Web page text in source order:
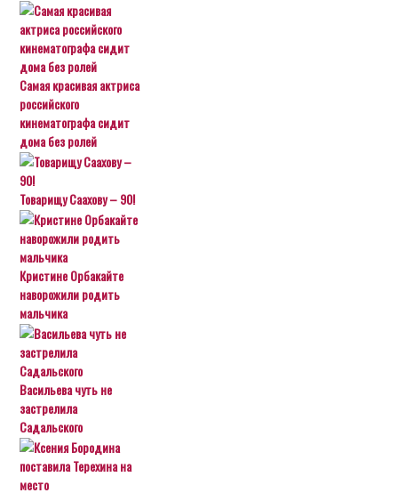
Самая красивая актриса
российского
кинематографа сидит
дома без ролей
Товарищу Саахову – 90!
Кристине Орбакайте
наворожили родить
мальчика
Васильева чуть не
застрелила
Садальского